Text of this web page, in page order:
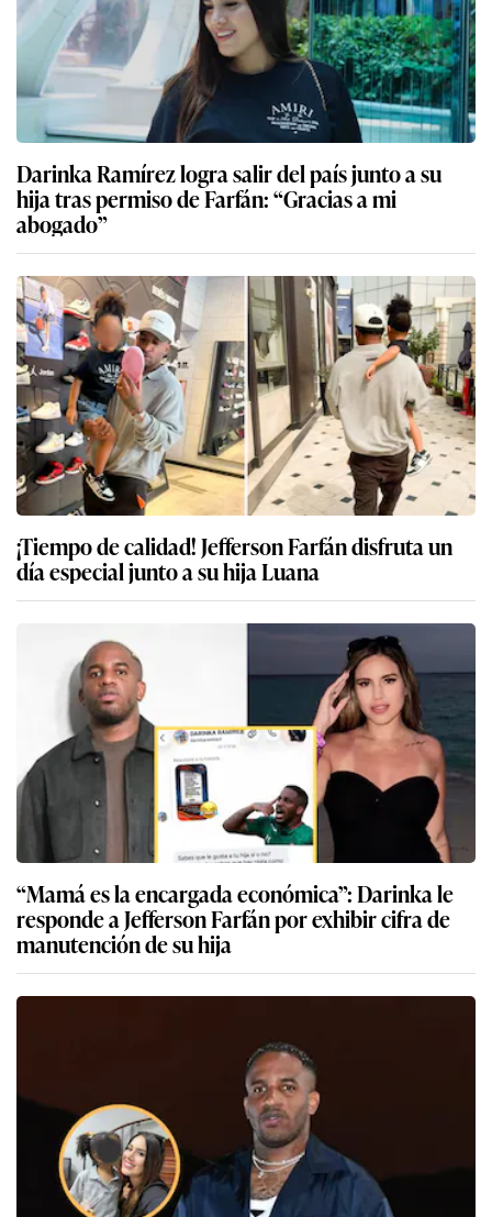
Darinka Ramírez logra salir del país junto a su
hija tras permiso de Farfán: “Gracias a mi
abogado”
¡Tiempo de calidad! Jefferson Farfán disfruta un
día especial junto a su hija Luana
“Mamá es la encargada económica”: Darinka le
responde a Jefferson Farfán por exhibir cifra de
manutención de su hija